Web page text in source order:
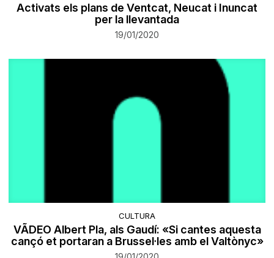
Activats els plans de Ventcat, Neucat i Inuncat
per la llevantada
19/01/2020
CULTURA
VÃDEO Albert Pla, als Gaudí: «Si cantes aquesta
cançó et portaran a Brussel·les amb el Valtònyc»